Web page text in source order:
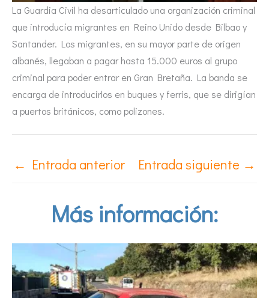
La Guardia Civil ha desarticulado una organización criminal
que introducía migrantes en Reino Unido desde Bilbao y
Santander. Los migrantes, en su mayor parte de origen
albanés, llegaban a pagar hasta 15.000 euros al grupo
criminal para poder entrar en Gran Bretaña. La banda se
encarga de introducirlos en buques y ferris, que se dirigían
a puertos británicos, como polizones.
← Entrada anterior Entrada siguiente →
Más información: